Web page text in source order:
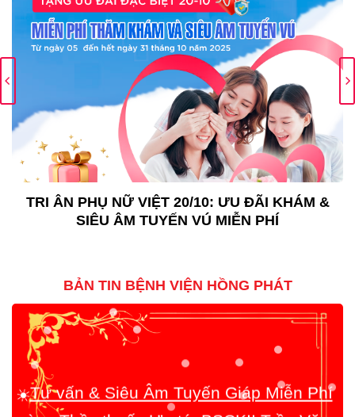
TRI ÂN PHỤ NỮ VIỆT 20/10: ƯU ĐÃI KHÁM &
SIÊU ÂM TUYẾN VÚ MIỄN PHÍ
BẢN TIN BỆNH VIỆN HỒNG PHÁT
☀️Tư vấn & Siêu Âm Tuyến Giáp Miễn Phí
cùng Thầy thuốc Ưu tú, BSCKII Trần Văn
Bông!